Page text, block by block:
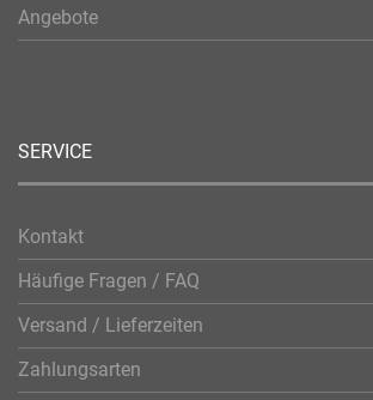
Angebote
SERVICE
Kontakt
Häufige Fragen / FAQ
Versand / Lieferzeiten
Zahlungsarten